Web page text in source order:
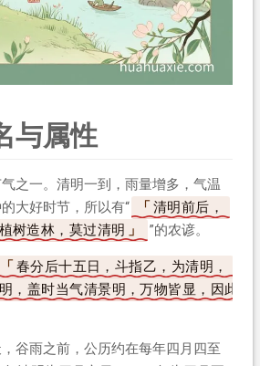
与属性
之一。清明一到，雨量增多，气温
大好时节，所以有“
清明前后，
植树造林，莫过清明 ”的农谚。
春分后十五日，斗指乙，为清明，
，盖时当气清景明，万物皆显，因此
谷雨之前，公历约在每年四月四至